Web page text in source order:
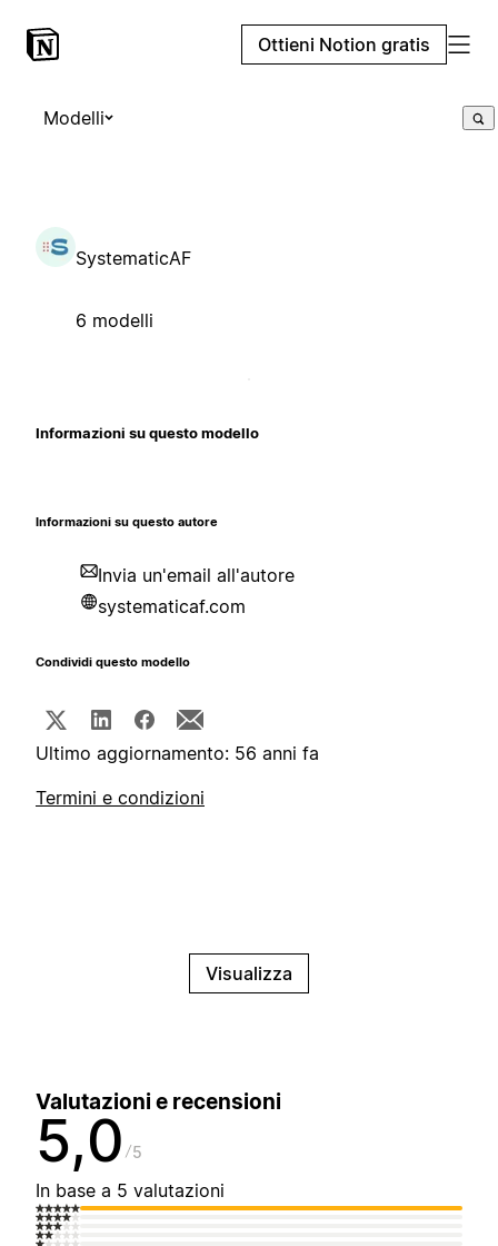
Ottieni Notion gratis
Modelli
SystematicAF
6 modelli
Informazioni su questo modello
Informazioni su questo autore
Invia un'email all'autore
systematicaf.com
Condividi questo modello
Ultimo aggiornamento: 56 anni fa
Termini e condizioni
Visualizza
Valutazioni e recensioni
5,0 5
In base a 5 valutazioni